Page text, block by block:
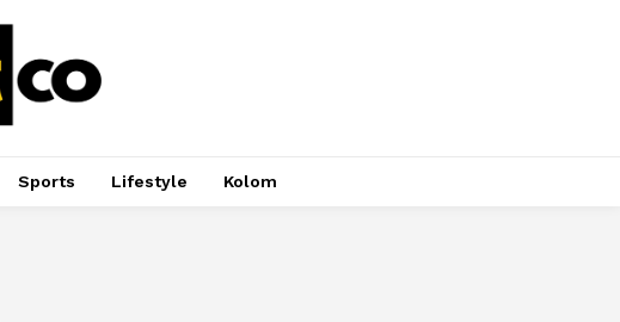
Sports Lifestyle Kolom